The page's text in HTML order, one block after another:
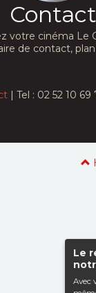
Le
Avec
Contact
votre cinéma Le
de contact, plan
| Tel : 02 52 10 69